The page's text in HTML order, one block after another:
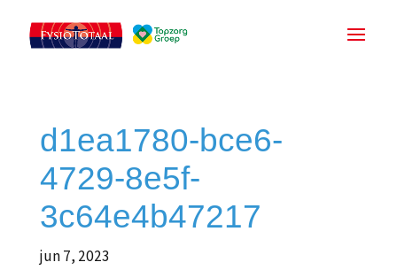
d1ea1780-bce6-
4729-8e5f-
3c64e4b47217
jun 7, 2023